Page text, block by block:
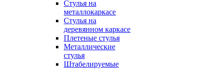
Стулья на
металлокаркасе
Стулья на
деревянном каркасе
Плетеные стулья
Металлические
стулья
Штабелируемые